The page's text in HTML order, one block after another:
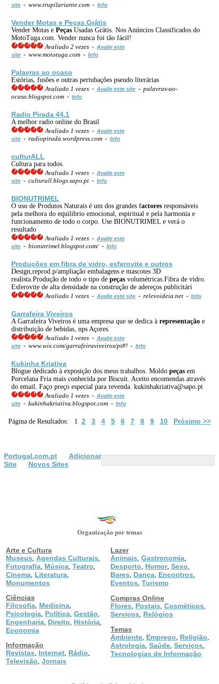
site - www.trupilariante.com - Info
Vender Motas e Peças Grátis
Vender Motas e Peças Usadas Grátis. Nos Anúncios Classificados do
MotoTuga.com. Vender nunca foi tão fácil!
Avaliado 2 vezes - Avalie este
site - www.mototuga.com - Info
Palavras ao ocaso
Estórias, fusões e outras pertubações pseudo literárias
Avaliado 1 vezes - Avalie este site - palavras-ao-
ocaso.blogspot.com - Info
Radio Pirada 44.1
A melhor radio online do Brasil
Avaliado 1 vezes - Avalie este
site - radiopirada.wordpress.com - Info
culturALL
Cultura para todos.
Avaliado 1 vezes - Avalie este
site - culturall.blogs.sapo.pt - Info
BIONUTRIMEL
O uso de Produtos Naturais é um dos grandes factores responsáveis
pela melhora do equilibrio emocional, espiritual e pela harmonia e
funcionamento de todo o corpo. Use BIONUTRIMEL e verá o
resultado
Avaliado 1 vezes - Avalie este
site - bionutrimel.blogspot.com/ - Info
Produções em fibra de vidro, esferovite e outros
Design,reprod.p/ampliação embalagens e mascotes 3D
realista.Produção de todo o tipo de peças volumétricas.Fibra de vidro.
Esferovite de alta densidade na construção de adereços publicitári
Avaliado 1 vezes - Avalie este site - relevoideia.net - Info
Garrafeira Viveiros
A Garrafeira Viveiros é uma empresa que se dedica à representação e
distribuição de bebidas, nps Açores.
Avaliado 1 vezes - Avalie este
site - www.wix.com/garrafeiraviveiros/pt#! - Info
Kukinha Kriativa
Blogue dedicado à exposição dos meus trabalhos. Moldo peças em
Porcelana Fria mais conhecida por Biscuit. Aceito encomendas através
do email. Faço preço especial para revenda. kukinhakriativa@sapo.pt
Avaliado 1 vezes - Avalie este
site - kukinhakriativa.blogspot.com - Info
Página de Resultados: 1 2 3 4 5 6 7 8 9 10 Próximo >>
Portugal.com.pt
Adicionar
Site
Novos Sites
Organização por temas
Arte e Cultura
Museus
Agendas Culturais
Fotografia Música Teatro
Cinema Literatura
Monumentos
Ciências
Filosofia Medicina
Psicologia Política Gestão
Engenharia Direito História
Economia
Informação
Revistas
Internet Rádio
Televisão Jornais
Lazer
Animais Gastronomia
Desporto Humor, Sexo
Bares Dança Encontros
Eventos Turismo
Compras Online
Flores
Postais Cosméticos
Serviços
Relógios
Temas
Ambiente Emprego Religião
Astrologia Saúde Serviços
Tecnologias de Informação